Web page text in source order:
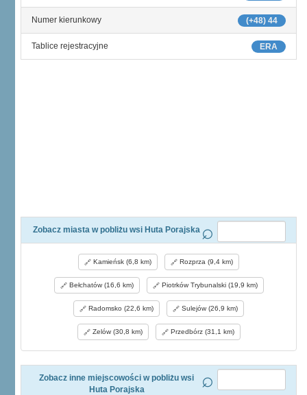
(+48) 44
Numer kierunkowy
ERA
Tablice rejestracyjne
Zobacz miasta w pobliżu wsi Huta Porajska
Kamieńsk (6,8 km) Rozprza (9,4 km)
Bełchatów (16,6 km) Piotrków Trybunalski (19,9 km)
Radomsko (22,6 km) Sulejów (26,9 km)
Zelów (30,8 km) Przedbórz (31,1 km)
Zobacz inne miejscowości w pobliżu wsi
Huta Porajska